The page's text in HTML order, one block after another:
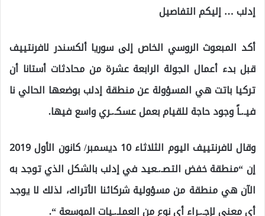
إدلب … إليكم التفاصيل
أكد المبعوث الروسي الخاص إلى سوريا ألكسندر لافرنتييف
قبل بدء أعمال الجولة الرابعة عشرة من محادثات أستانا أن
تركيا باتت هي المسؤولة عن منطقة إدلب بوضعها الحالي نا
فيـ.ـاً وجود حاجة للقيام بعمل عسكـ.ـري واسع فيها.
وقال لافرنتييف اليوم الثلاثاء 10 ديسمبر/ كانون الأول 2019
إن “منطقة خفض التصـ.ـعيد في إدلب بالشكل الذي توجد به
الآن هي منطقة من مسؤولية شركائنا الأتراك، لذلك لا يوجد
أي معنى لإجـ.ـراء أي نوع من العملـ.ـيات الموسعة “.